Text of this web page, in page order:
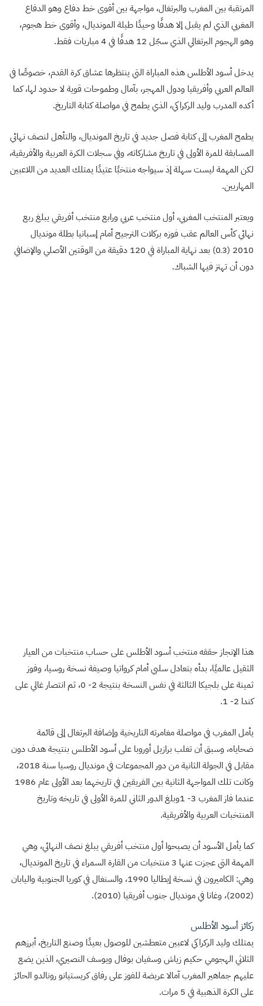
المرتقبة بين المغرب والبرتغال، مواجهة بين أقوى خط دفاع وهو الدفاع
المغربي الذي لم يقبل إلا هدفًا وحيدًا طيلة المونديال، وأقوى خط هجوم،
وهو الهجوم البرتغالي الذي سجّل 12 هدفًا في 4 مباريات فقط.
يدخل أسود الأطلس هذه المباراة التي ينتظرها عشاق كرة القدم، خصوصًا في
العالم العربي وأفريقيا ودول المهجر، بآمال وطموحات قوية لا حدود لها، كما
أكده المدرب وليد الركراكي، الذي يطمح في مواصلة كتابة التاريخ.
يطمح المغرب إلى كتابة فصل جديد في تاريخ المونديال، والتأهل لنصف نهائي
المسابقة للمرة الأولى في تاريخ مشاركاته، وفي سجلات الكرة العربية والأفريقية،
لكن المهمة ليست سهلة إذ سيواجه منتخبًا عتيدًا يمتلك العديد من اللاعبين
المهاريين.
ويعتبر المنتخب المغربي، أول منتخب عربي ورابع منتخب أفريقي يبلغ ربع
نهائي كأس العالم عقب فوزه بركلات الترجيح أمام إسبانيا بطلة مونديال
2010 (3ـ0) بعد نهاية المباراة في 120 دقيقة من الوقتين الأصلي والإضافي
دون أن تهتز فيها الشباك.
هذا الإنجاز حققه منتخب أسود الأطلس على حساب منتخبات من العيار
الثقيل عالميًا، بدأه بتعادل سلبي أمام كرواتيا وصيفة نسخة روسيا، وفوز
ثمينة على بلجيكا الثالثة في نفس النسخة بنتيجة 2- 0، ثم انتصار غالي على
كندا 2- 1.
يأمل المغرب في مواصلة مغامرته التاريخية وإضافة البرتغال إلى قائمة
ضحاياه، وسبق أن تغلب برازيل أوروبا على أسود الأطلس بنتيجة هدف دون
مقابل في الجولة الثانية من دور المجموعات في مونديال روسيا سنة 2018،
وكانت تلك المواجهة الثانية بين الفريقين في تاريخهما بعد الأولى عام 1986
عندما فاز المغرب 3- 1وبلغ الدور الثاني للمرة الأولى في تاريخه وتاريخ
المنتخبات العربية والأفريقية.
كما يأمل الأسود أن يصبحوا أول منتخب أفريقي يبلغ نصف النهائي، وهي
المهمة التي عجزت عنها 3 منتخبات من القارة السمراء في تاريخ المونديال،
وهي: الكاميرون في نسخة إيطاليا 1990، والسنغال في كوريا الجنوبية واليابان
(2002)، وغانا في مونديال جنوب أفريقيا (2010).
ركائز أسود الأطلس
يمتلك وليد الركراكي لاعبين متعطشين للوصول بعيدًا وصنع التاريخ، أبرزهم
الثلاثي الهجومي حكيم زياش وسفيان بوفال ويوسف النصيري، الذين يضع
عليهم جماهير المغرب آمالا عريضة للفوز على رفاق كريستيانو رونالدو الحائز
على الكرة الذهبية في 5 مرات.